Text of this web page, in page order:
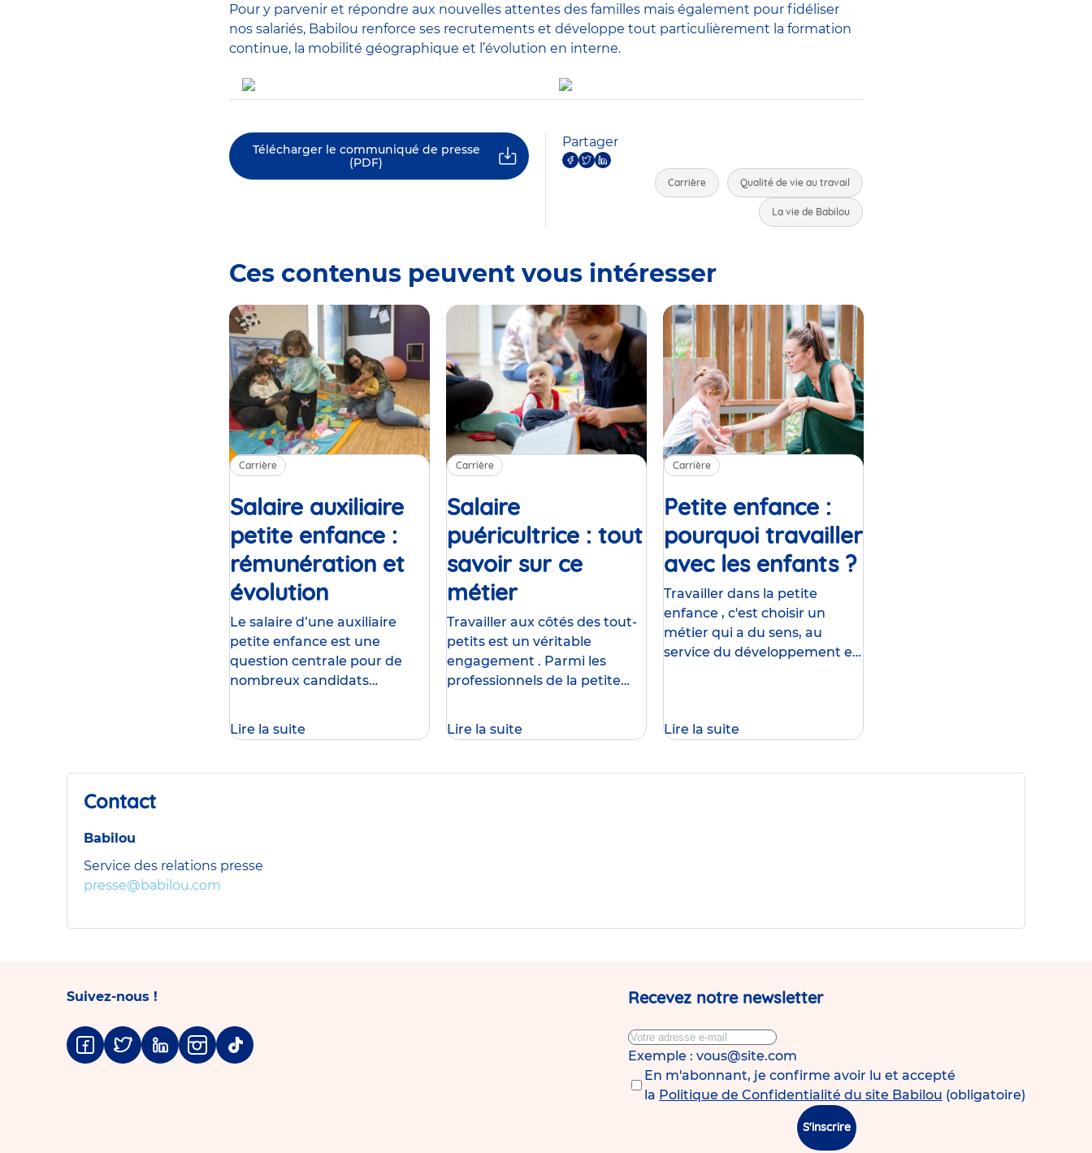
Pour y parvenir et répondre aux nouvelles attentes des familles mais également pour fidéliser
nos salariés, Babilou renforce ses recrutements et développe tout particulièrement la formation
continue, la mobilité géographique et l’évolution en interne.
Télécharger le communiqué de presse
(PDF)
Partager
Carrière Qualité de vie au travail
La vie de Babilou
Ces contenus peuvent vous intéresser
Carrière
Salaire auxiliaire
petite enfance :
rémunération et
évolution
Le salaire d’une auxiliaire
petite enfance est une
question centrale pour de
nombreux candidats
secteur. Entre rémunération
Lire la suite
Carrière
Salaire
puéricultrice : tout
savoir sur ce
métierArticle
Travailler aux côtés des tout-
petits est un véritable
engagement . Parmi les
professionnels de la petite
l’accompagnement des
Lire la suite
Carrière
Petite enfance :
pourquoi travailler
avec les enfants ?Article
Travailler dans la petite
enfance , c'est choisir un
métier qui a du sens, au
service du développement et
unique, où
Lire la suite
Contact
Babilou
Service des relations presse
presse@babilou.com
Suivez-nous !
Facebook
TwitterLinkedinInstagram
Tiktok
Recevez notre newsletter
Exemple : vous@site.com
En m'abonnant, je confirme avoir lu et accepté
la Politique de Confidentialité du site Babilou (obligatoire)
S'inscrire